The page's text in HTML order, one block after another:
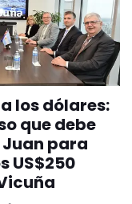
los dólares:
que debe
para
US$250